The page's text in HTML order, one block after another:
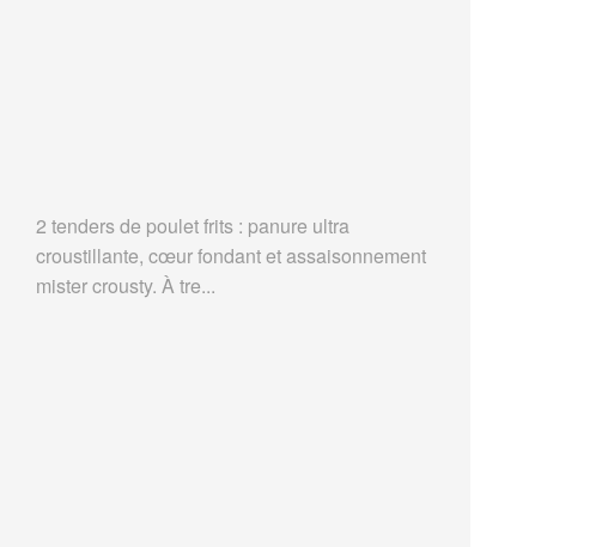
2 tenders de poulet frits : panure ultra
croustillante, cœur fondant et assaisonnement
mister crousty. À tre...